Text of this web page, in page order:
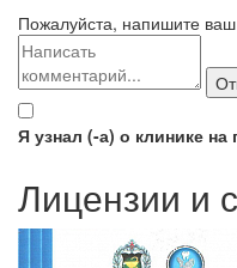
Пожалуйста, напишите
Я узнал (-а) о клинике на
Лицензии и